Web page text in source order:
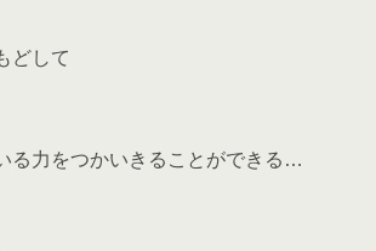
どして
る力をつかいきることができる…